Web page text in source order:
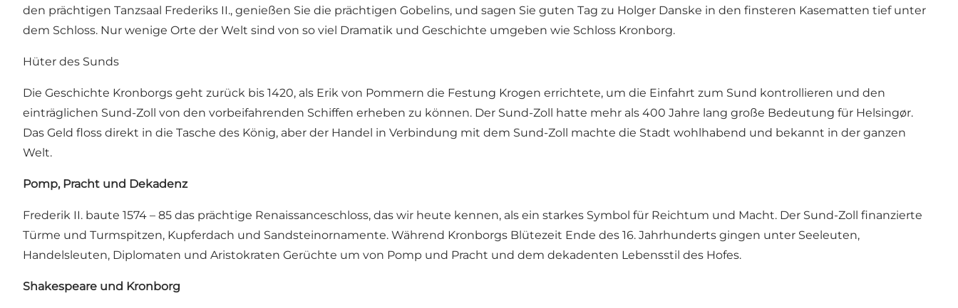
den prächtigen Tanzsaal Frederiks II., genießen Sie die prächtigen Gobelins, und sagen Sie guten Tag zu Holger Danske in den finsteren Kasematten tief unter
dem Schloss. Nur wenige Orte der Welt sind von so viel Dramatik und Geschichte umgeben wie Schloss Kronborg.
Hüter des Sunds
Die Geschichte Kronborgs geht zurück bis 1420, als Erik von Pommern die Festung Krogen errichtete, um die Einfahrt zum Sund kontrollieren und den
einträglichen Sund-Zoll von den vorbeifahrenden Schiffen erheben zu können. Der Sund-Zoll
hatte mehr als 400 Jahre lang große Bedeutung für Helsingør.
Das Geld floss direkt in die Tasche des König, aber der Handel in Verbindung mit dem Sund-Zoll machte die Stadt wohlhabend und bekannt in der ganzen
Welt.
Pomp, Pracht und Dekadenz
Frederik II. baute 1574 – 85 das prächtige Renaissanceschloss, das wir heute kennen, als ein starkes Symbol für Reichtum und Macht. Der Sund-Zoll finanzierte
Türme und Turmspitzen, Kupferdach und Sandsteinornamente. Während Kronborgs Blütezeit Ende des 16. Jahrhunderts gingen unter Seeleuten,
Handelsleuten, Diplomaten und Aristokraten Gerüchte um von Pomp und Pracht und dem dekadenten Lebensstil des Hofes.
Shakespeare und Kronborg